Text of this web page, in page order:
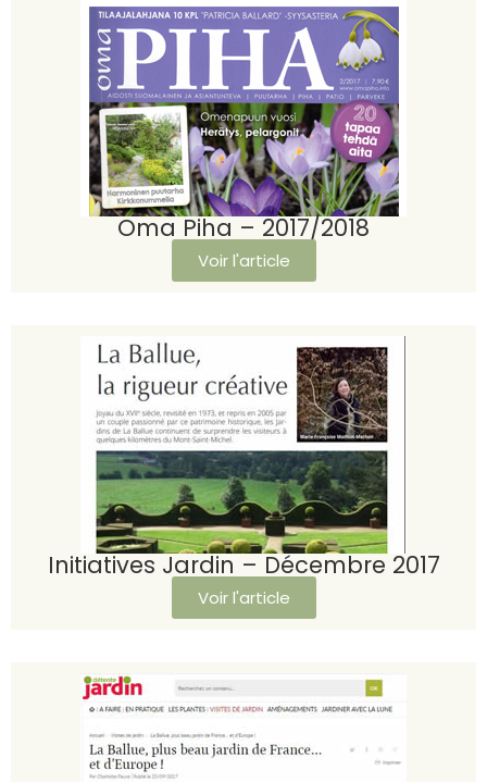
Oma Piha – 2017/2018
Voir l'article
Initiatives Jardin – Décembre 2017
Voir l'article